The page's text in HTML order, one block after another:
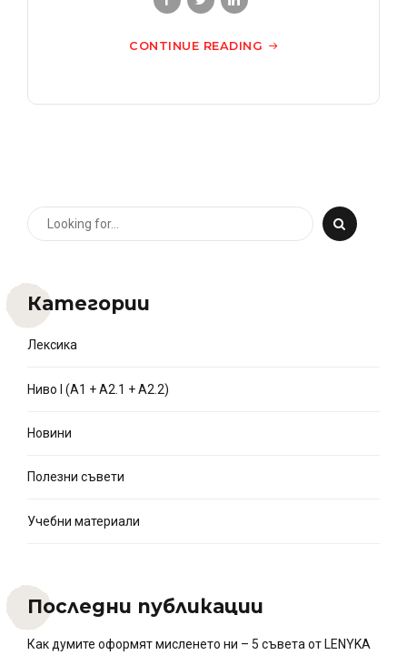
CONTINUE READING
Категории
Лексика
Ниво I (A1 + A2.1 + A2.2)
Новини
Полезни съвети
Учебни материали
Последни публикации
Как думите оформят мисленето ни – 5 съвета от LENYKA